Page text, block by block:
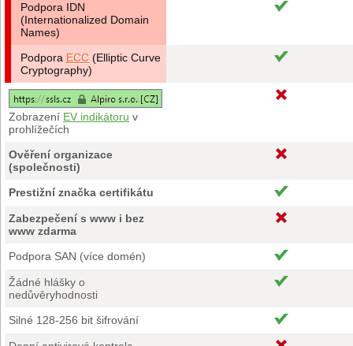
Podpora IDN
(Internationalized Domain
Names)
Podpora ECC (Elliptic Curve
Cryptography)
Zobrazení EV indikátoru v
prohlížečích
Ověření organizace
(společnosti)
Prestižní značka certifikátu
Zabezpečení s www i bez
www zdarma
Podpora SAN (více domén)
Žádné hlášky o
nedůvěryhodnosti
Silné 128-256 bit šifrování